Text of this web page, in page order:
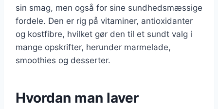
sin smag, men også for sine sundhedsmæssige
fordele. Den er rig på vitaminer, antioxidanter
og kostfibre, hvilket gør den til et sundt valg i
mange opskrifter, herunder marmelade,
smoothies og desserter.
Hvordan man laver